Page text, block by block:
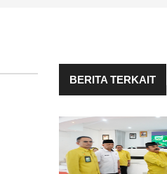
BERITA TERKAIT